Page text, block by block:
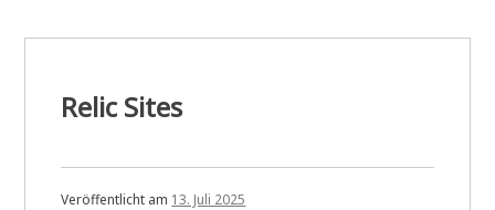
Relic Sites
Veröffentlicht am 13. Juli 2025